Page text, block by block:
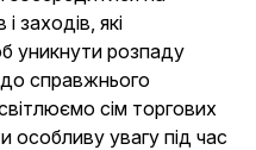
заходів, які
уникнути розпаду
справжнього
сім торгових
особливу увагу під час